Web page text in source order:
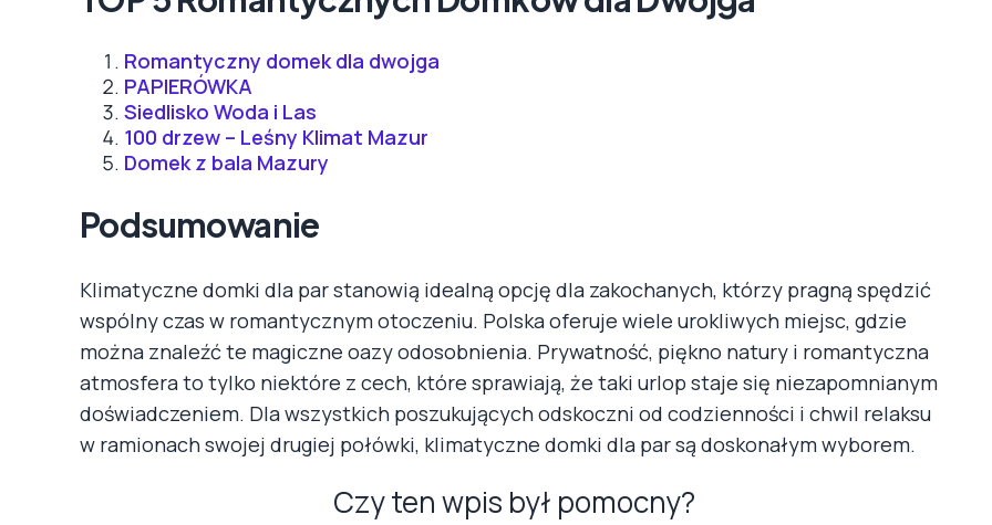
Romantyczny domek dla dwojga
PAPIERÓWKA
Siedlisko Woda i Las
100 drzew – Leśny Klimat Mazur
Domek z bala Mazury
Podsumowanie
Klimatyczne domki dla par stanowią idealną opcję dla zakochanych, którzy pragną spędzić
wspólny czas w romantycznym otoczeniu. Polska oferuje wiele urokliwych miejsc, gdzie
można znaleźć te magiczne oazy odosobnienia. Prywatność, piękno natury i romantyczna
atmosfera to tylko niektóre z cech, które sprawiają, że taki urlop staje się niezapomnianym
doświadczeniem. Dla wszystkich poszukujących odskoczni od codzienności i chwil relaksu
w ramionach swojej drugiej połówki, klimatyczne domki dla par są doskonałym wyborem.
Czy ten wpis był pomocny?